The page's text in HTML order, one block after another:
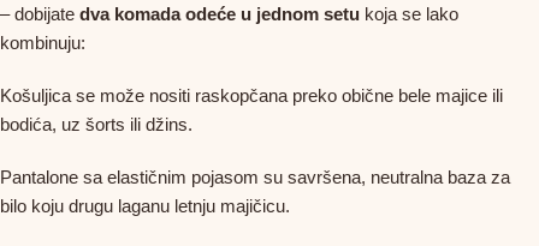
– dobijate dva komada odeće u jednom setu koja se lako
kombinuju:
Košuljica se može nositi raskopčana preko obične bele majice ili
bodića, uz šorts ili džins.
Pantalone sa elastičnim pojasom su savršena, neutralna baza za
bilo koju drugu laganu letnju majičicu.